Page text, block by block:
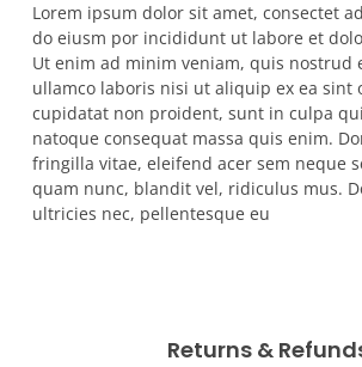
Lorem ipsum dolor sit amet, consectet
do eiusm por incididunt ut labore et
Ut enim ad minim veniam, quis nostrud
ullamco laboris nisi ut aliquip ex ea sint
cupidatat non proident, sunt in culpa
natoque consequat massa quis enim.
fringilla vitae, eleifend acer sem neque
quam nunc, blandit vel, ridiculus mus.
ultricies nec, pellentesque eu
Returns &